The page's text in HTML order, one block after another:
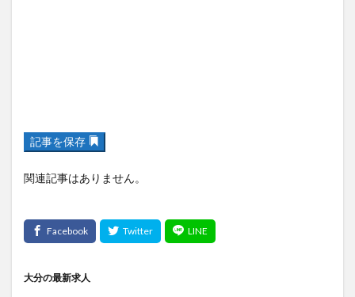
記事を保存
関連記事はありません。
大分の最新求人